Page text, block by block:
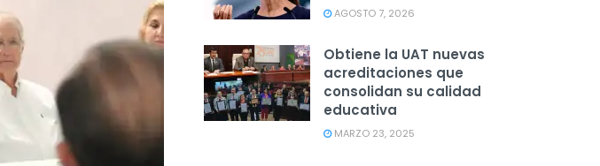
AGOSTO 7, 2026
Obtiene la UAT nuevas
acreditaciones que
consolidan su calidad
educativa
MARZO 23, 2025